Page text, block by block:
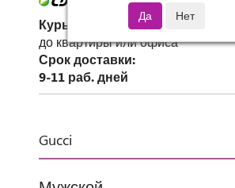
Курьер СДЭК
до квартиры или офиса
Срок доставки:
9-11 раб. дней
Gucci